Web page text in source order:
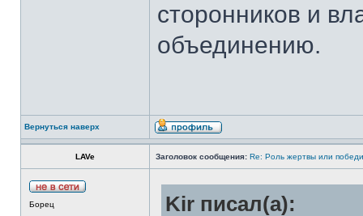
сторонников и
объединению.
Вернуться наверх
LAVe Заголовок сообщения: Re: Роль жертвы или
Борец Kir писал(а):